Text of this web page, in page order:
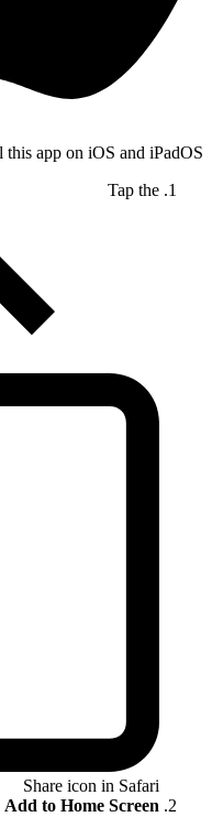
this app on iOS and iPadOS
Tap the
Share icon in Safari
Add to Home Screen